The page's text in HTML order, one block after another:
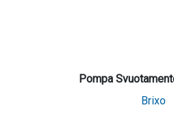
Pompa
Brixo